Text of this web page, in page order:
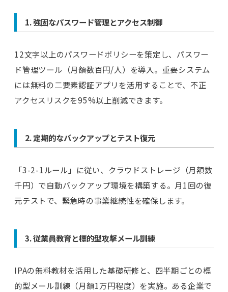
1. 強固なパスワード管理とアクセス制御
12文字以上のパスワードポリシーを策定し、パスワー
ド管理ツール（月額数百円/人）を導入。重要システム
には無料の二要素認証アプリを活用することで、不正
アクセスリスクを95%以上削減できます。
2. 定期的なバックアップとテスト復元
「3-2-1ルール」に従い、クラウドストレージ（月額数
千円）で自動バックアップ環境を構築する。月1回の復
元テストで、緊急時の事業継続性を確保します。
3. 従業員教育と標的型攻撃メール訓練
IPAの無料教材を活用した基礎研修と、四半期ごとの標
的型メール訓練（月額1万円程度）を実施。ある企業で